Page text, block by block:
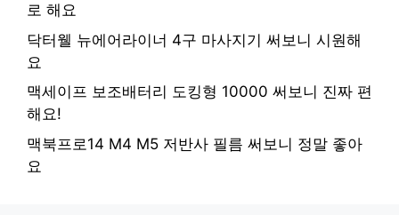
로 해요
닥터웰 뉴에어라이너 4구 마사지기 써보니 시원해
요
맥세이프 보조배터리 도킹형 10000 써보니 진짜 편
해요!
맥북프로14 M4 M5 저반사 필름 써보니 정말 좋아
요